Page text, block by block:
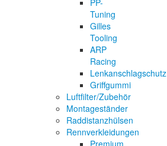
Tuning
Gilles
Tooling
ARP
Racing
Lenkanschlagschutz
Griffgummi
Luftfilter/Zubehör
Montageständer
Raddistanzhülsen
Rennverkleidungen
Premium